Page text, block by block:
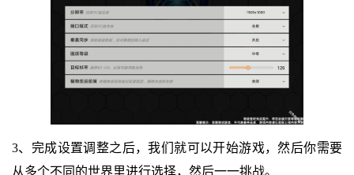
3、完成设置调整之后，我们就可以开始游戏，然后你需要
从多个不同的世界里进行选择，然后一一挑战。